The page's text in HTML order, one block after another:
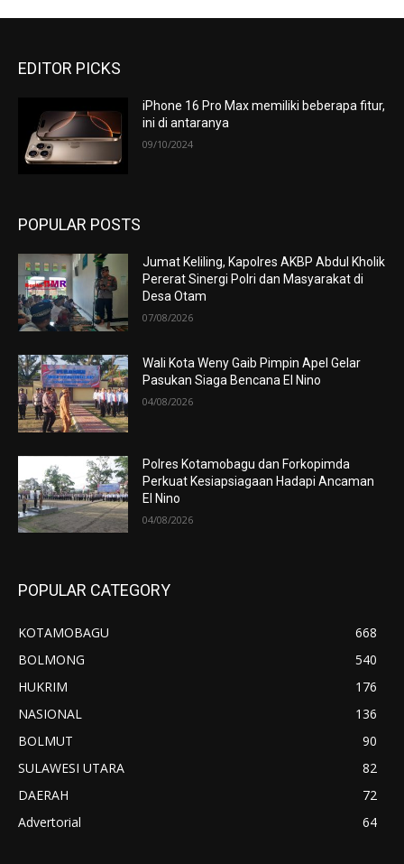
EDITOR PICKS
iPhone 16 Pro Max memiliki beberapa fitur,
ini di antaranya
09/10/2024
POPULAR POSTS
Jumat Keliling, Kapolres AKBP Abdul Kholik
Pererat Sinergi Polri dan Masyarakat di
Desa Otam
07/08/2026
Wali Kota Weny Gaib Pimpin Apel Gelar
Pasukan Siaga Bencana El Nino
04/08/2026
Polres Kotamobagu dan Forkopimda
Perkuat Kesiapsiagaan Hadapi Ancaman
El Nino
04/08/2026
POPULAR CATEGORY
KOTAMOBAGU
668
BOLMONG
540
HUKRIM
176
NASIONAL
136
BOLMUT
90
SULAWESI UTARA
82
DAERAH
72
Advertorial
64